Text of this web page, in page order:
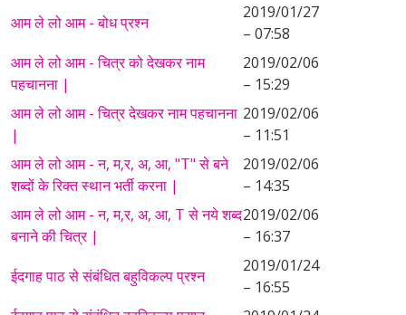
आम ले लो आम - बोध प्रश्न
2019/01/27
– 07:58
आम ले लो आम - चित्र को देखकर नाम
पहचानना |
2019/02/06
– 15:29
आम ले लो आम - चित्र देखकर नाम पहचानना
|
2019/02/06
– 11:51
आम ले लो आम - न, म,र, अ, आ, "T" से बने
शब्दों के रिक्त स्थान भर्ती करना |
2019/02/06
– 14:35
आम ले लो आम - न, म,र, अ, आ, T से नये शब्द
बनाने की चित्र |
2019/02/06
– 16:37
ईदगाह पाठ से संबंधित बहुविकल्प प्रश्न
2019/01/24
– 16:55